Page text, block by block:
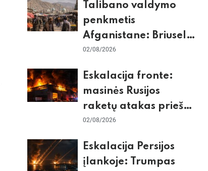
Antarktidos
paradokso
Talibano valdymo
penkmetis
Afganistane: Briuselio
vizito užkulisiai, gilus
konfliktas su
Pakistanu
02/08/2026
Eskalacija fronte:
masinės Rusijos
raketų atakas prieš
Kijevą, dronų smūgiai
žiemos krizės grėsmė
02/08/2026
Eskalacija Persijos
įlankoje: Trumpas